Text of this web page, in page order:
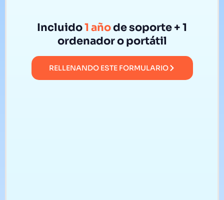
Incluido1 añode soporte + 1
ordenador o portátil
RELLENANDO ESTE FORMULARIO